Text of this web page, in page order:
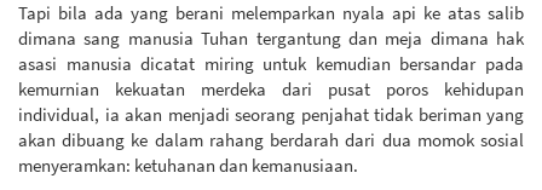
Tapi bila ada yang berani melemparkan nyala api ke atas salib
dimana sang manusia Tuhan tergantung dan meja dimana hak
asasi manusia dicatat miring untuk kemudian bersandar pada
kemurnian kekuatan merdeka dari pusat poros kehidupan
individual, ia akan menjadi seorang penjahat tidak beriman yang
akan dibuang ke dalam rahang berdarah dari dua momok sosial
menyeramkan: ketuhanan dan kemanusiaan.